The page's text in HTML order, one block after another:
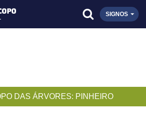
SIGNOS
DAS ÁRVORES: PINHEIRO